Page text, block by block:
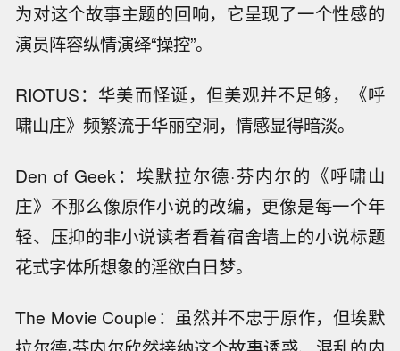
为对这个故事主题的回响，它呈现了一个性感的
演员阵容纵情演绎“操控”。
RIOTUS：华美而怪诞，但美观并不足够，《呼
啸山庄》频繁流于华丽空洞，情感显得暗淡。
Den of Geek：埃默拉尔德·芬内尔的《呼啸山
庄》不那么像原作小说的改编，更像是每一个年
轻、压抑的非小说读者看着宿舍墙上的小说标题
花式字体所想象的淫欲白日梦。
The Movie Couple：虽然并不忠于原作，但埃默